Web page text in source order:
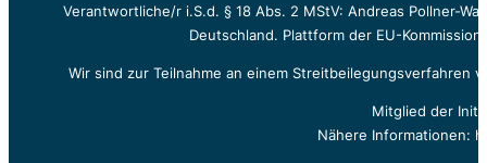
Verantwortliche/r i.S.d. § 18 Abs. 2 MStV: Andreas Pollner-
Deutschland. Plattform der EU-
Wir sind zur Teilnahme an einem
Mitglied der
Nähere Informationen: